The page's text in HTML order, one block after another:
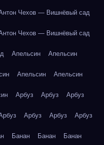
Чехов — Вишнёвый сад
Чехов — Вишнёвый сад
Апельсин Апельсин
Апельсин Апельсин
Арбуз Арбуз Арбуз
Арбуз Арбуз Арбуз
Банан Банан Банан